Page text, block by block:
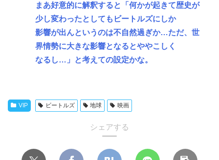
まあ好意的に解釈すると「何かが起きて歴史が
少し変わったとしてもビートルズにしか
影響が出んというのは不自然過ぎか…ただ、世
界情勢に大きな影響となるとややこしく
なるし…」と考えての設定かな。
VIP ビートルズ 地球 映画
シェアする